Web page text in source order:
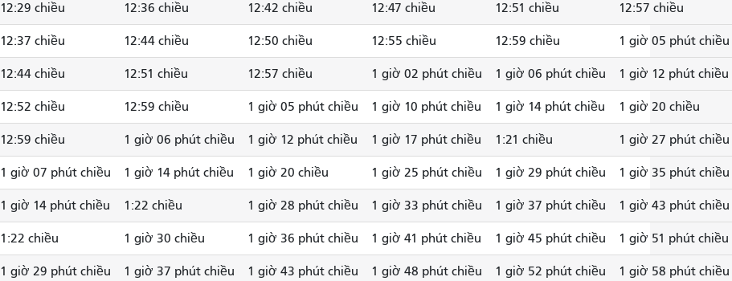
12:29 chiều 12:36 chiều 12:42 chiều 12:47 chiều 12:51 chiều 12:57 chiều
12:37 chiều 12:44 chiều 12:50 chiều 12:55 chiều 12:59 chiều 1 giờ 05 phút chiều
12:44 chiều 12:51 chiều 12:57 chiều 1 giờ 02 phút chiều 1 giờ 06 phút chiều 1 giờ 12 phút chiều
12:52 chiều 12:59 chiều 1 giờ 05 phút chiều 1 giờ 10 phút chiều 1 giờ 14 phút chiều 1 giờ 20 chiều
12:59 chiều 1 giờ 06 phút chiều 1 giờ 12 phút chiều 1 giờ 17 phút chiều 1:21 chiều 1 giờ 27 phút chiều
1 giờ 07 phút chiều 1 giờ 14 phút chiều 1 giờ 20 chiều 1 giờ 25 phút chiều 1 giờ 29 phút chiều 1 giờ 35 phút chiều
1 giờ 14 phút chiều 1:22 chiều 1 giờ 28 phút chiều 1 giờ 33 phút chiều 1 giờ 37 phút chiều 1 giờ 43 phút chiều
1:22 chiều 1 giờ 30 chiều 1 giờ 36 phút chiều 1 giờ 41 phút chiều 1 giờ 45 phút chiều 1 giờ 51 phút chiều
1 giờ 29 phút chiều 1 giờ 37 phút chiều 1 giờ 43 phút chiều 1 giờ 48 phút chiều 1 giờ 52 phút chiều 1 giờ 58 phút chiều